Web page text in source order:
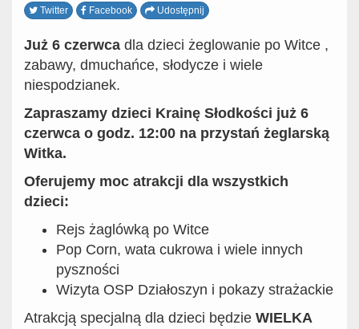
Twitter Facebook Udostępnij
Już 6 czerwca dla dzieci żeglowanie po Witce ,
zabawy, dmuchańce, słodycze i wiele
niespodzianek.
Zapraszamy dzieci Krainę Słodkości już 6
czerwca o godz. 12:00 na przystań żeglarską
Witka.
Oferujemy moc atrakcji dla wszystkich
dzieci:
Rejs żaglówką po Witce
Pop Corn, wata cukrowa i wiele innych
pyszności
Wizyta OSP Działoszyn i pokazy strażackie
Atrakcją specjalną dla dzieci będzie WIELKA